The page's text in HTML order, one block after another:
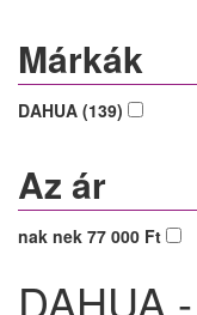
Márkák
DAHUA (139)
Az ár
nak nek 77 000 Ft
DAHUA